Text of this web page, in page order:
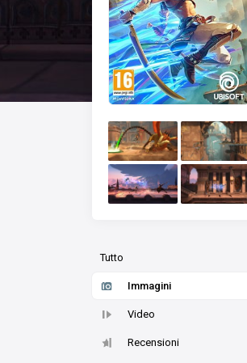
Tutto
Immagini
Video
Recensioni